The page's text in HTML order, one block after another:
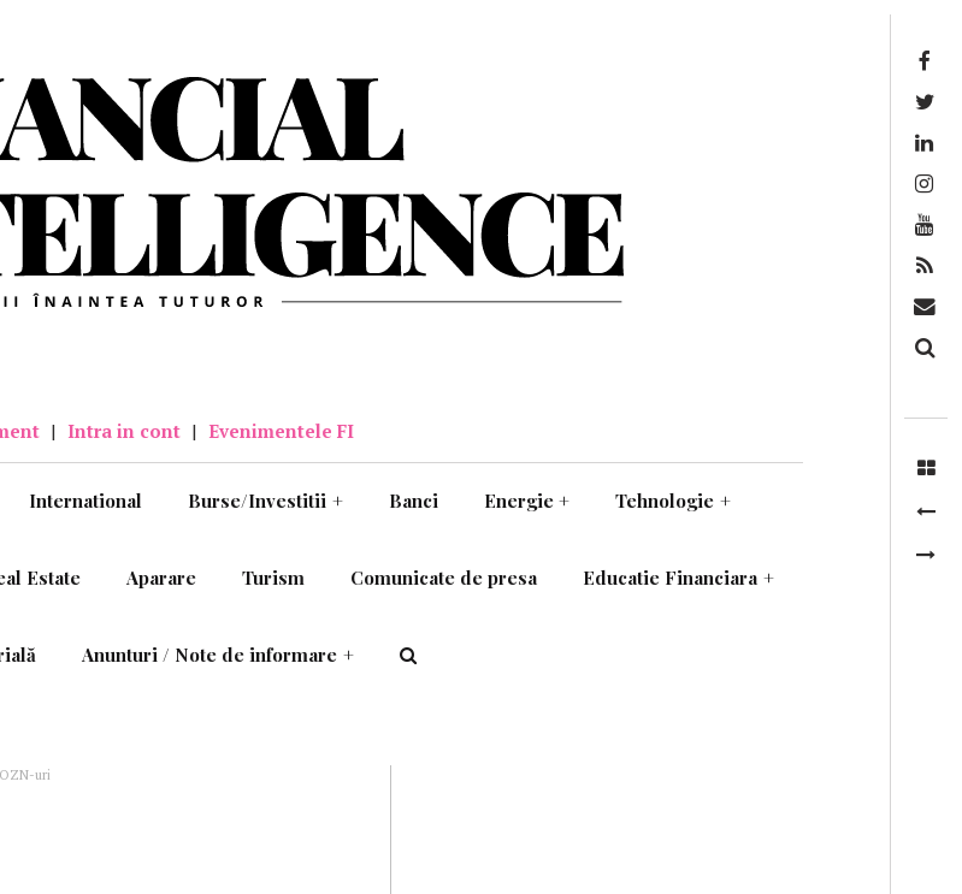
| Intra in cont | Evenimentele FI
International Burse/Investitii + Banci Energie + Tehnologie +
Estate Aparare Turism Comunicate de presa Educatie Financiara +
Anunturi / Note de informare +
uri